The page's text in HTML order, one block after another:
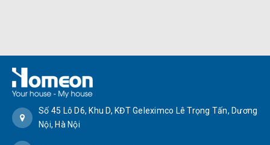
Số 45 Lô D6, Khu D, KĐT Geleximco Lê Trọng Tấn, Dương
Nội, Hà Nội